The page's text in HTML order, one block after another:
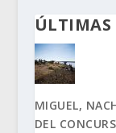
MIGUEL,
DEL